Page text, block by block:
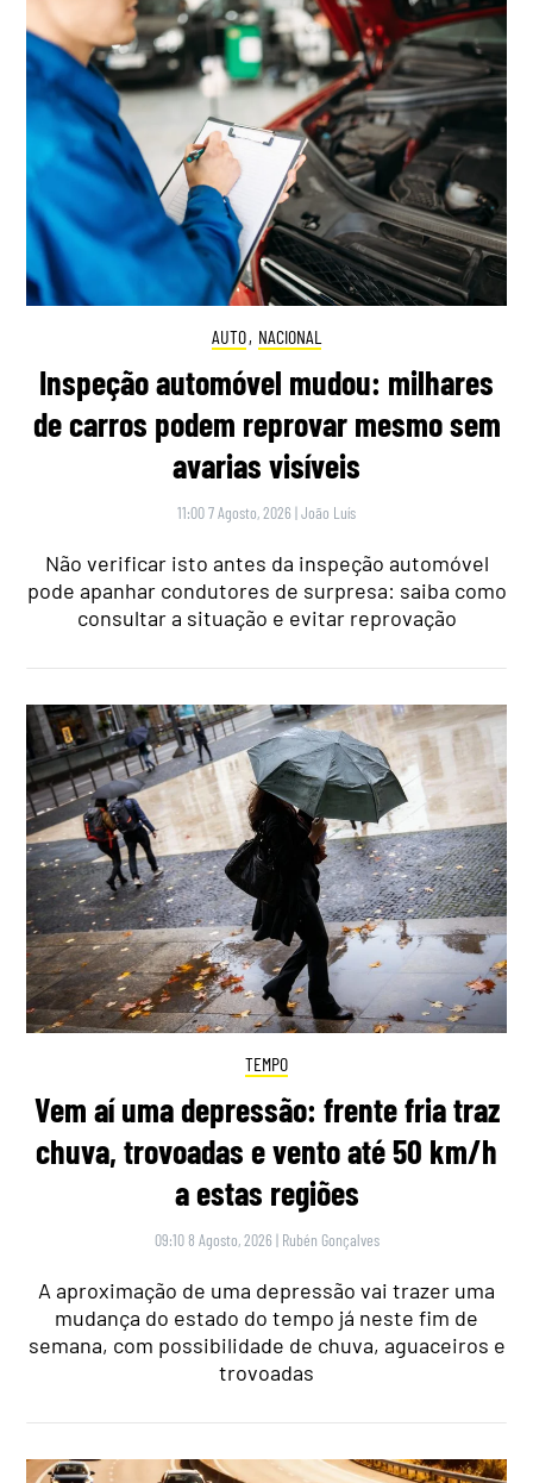
AUTO, NACIONAL
Inspeção automóvel mudou: milhares
de carros podem reprovar mesmo sem
avarias visíveis
11:00 7 Agosto, 2026 |João Luís
Não verificar isto antes da inspeção automóvel
pode apanhar condutores de surpresa: saiba como
consultar a situação e evitar reprovação
TEMPO
Vem aí uma depressão: frente fria traz
chuva, trovoadas e vento até 50 km/h
a estas regiões
09:10 8 Agosto, 2026 | Rubén Gonçalves
A aproximação de uma depressão vai trazer uma
mudança do estado do tempo já neste fim de
semana, com possibilidade de chuva, aguaceiros e
trovoadas